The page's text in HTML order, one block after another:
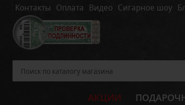
Контакты Оплата Видео Сигарное шоу
АКЦИИ